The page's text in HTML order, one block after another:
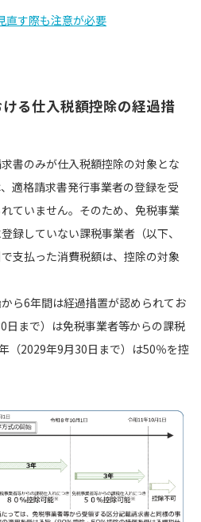
直す際も注意が必要
る仕入税額控除の経過措
書のみが仕入税額控除の対象とな
適格請求書発行事業者の登録を受
ていません。そのため、免税事業
録していない課税事業者（以下、
支払った消費税額は、控除の対象
ら6年間は経過措置が認められてお
日まで）は免税事業者等からの課税
（2029年9月30日まで）は50％を控